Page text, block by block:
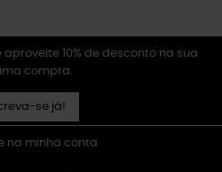
10% de desconto na sua
compra.
se já!
na minha conta